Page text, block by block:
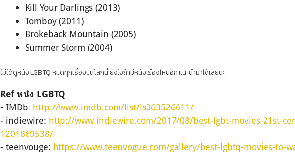
Kill Your Darlings (2013)
Tomboy (2011)
Brokeback Mountain (2005)
Summer Storm (2004)
ไม่ได้ดูหนัง LGBTQ หมดทุกเรื่องบนโลกนี้ ยังไงถ้ามีหนังเรื่องไหนอีก แนะนำมาได้เลยนะ
Ref หนัง LGBTQ
- IMDb: http://www.imdb.com/list/ls063526611/
- indiewire: http://www.indiewire.com/2017/08/best-lgbt-movies-21st-
1201869538/
- teenvouge: https://www.teenvogue.com/gallery/best-lgbtq-movies-to-